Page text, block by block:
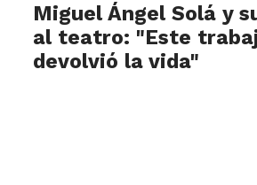
Miguel Ángel Solá y
al teatro: "Este
devolvió la vida"